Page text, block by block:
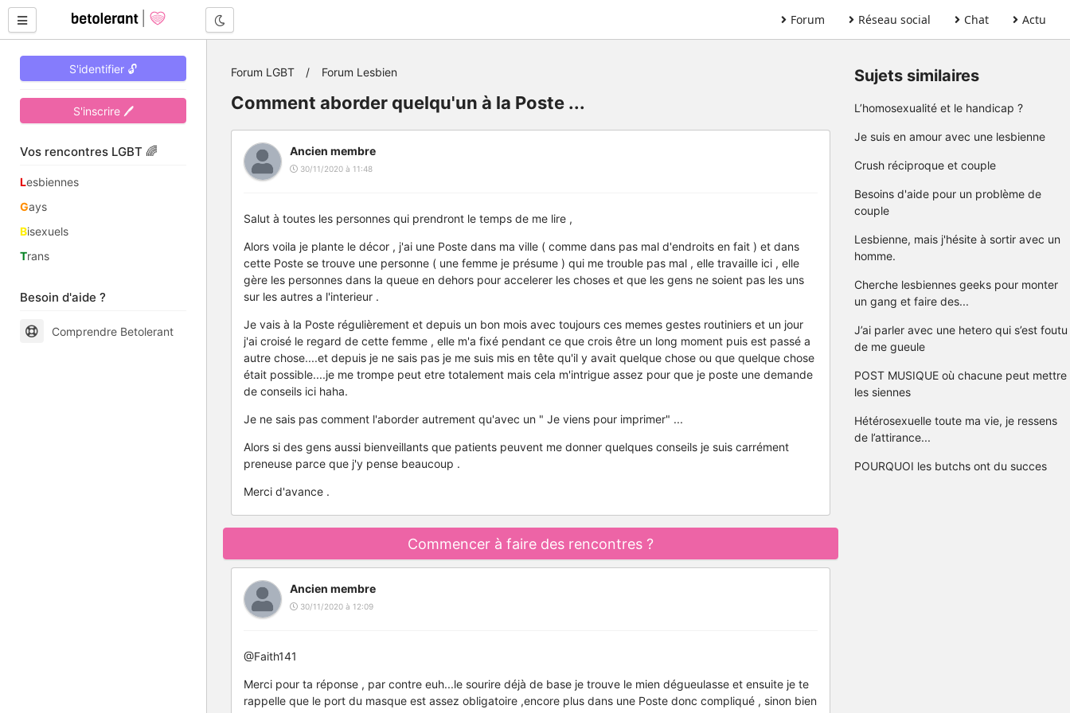
Forum Réseau social Chat Actu
S'identifier 🔓
S'inscrire 🖊
Vos rencontres LGBT 🌈
Lesbiennes
Gays
Bisexuels
Trans
Besoin d'aide ?
Comprendre Betolerant
Forum LGBT Forum Lesbien
Comment aborder quelqu'un à la Poste ...
Ancien membre
30/11/2020 à 11:48
Salut à toutes les personnes qui prendront le temps de me lire ,
Alors voila je plante le décor , j'ai une Poste dans ma ville ( comme dans pas mal d'endroits en fait ) et dans
cette Poste se trouve une personne ( une femme je présume ) qui me trouble pas mal , elle travaille ici , elle
gère les personnes dans la queue en dehors pour accelerer les choses et que les gens ne soient pas les uns
sur les autres a l'interieur .
Je vais à la Poste régulièrement et depuis un bon mois avec toujours ces memes gestes routiniers et un jour
j'ai croisé le regard de cette femme , elle m'a fixé pendant ce que crois être un long moment puis est passé a
autre chose....et depuis je ne sais pas je me suis mis en tête qu'il y avait quelque chose ou que quelque chose
était possible....je me trompe peut etre totalement mais cela m'intrigue assez pour que je poste une demande
de conseils ici haha.
Je ne sais pas comment l'aborder autrement qu'avec un " Je viens pour imprimer" ...
Alors si des gens aussi bienveillants que patients peuvent me donner quelques conseils je suis carrément
preneuse parce que j'y pense beaucoup .
Merci d'avance .
Commencer à faire des rencontres ?
Ancien membre
30/11/2020 à 12:09
@Faith141
Merci pour ta réponse , par contre euh...le sourire déjà de base je trouve le mien dégueulasse et ensuite je te
rappelle que le port du masque est assez obligatoire ,encore plus dans une Poste donc compliqué , sinon bien
Sujets similaires
L’homosexualité et le handicap ?
Je suis en amour avec une lesbienne
Crush réciproque et couple
Besoins d'aide pour un problème de
couple
Lesbienne, mais j'hésite à sortir avec un
homme.
Cherche lesbiennes geeks pour monter
un gang et faire des...
J’ai parler avec une hetero qui s’est foutu
de me gueule
POST MUSIQUE où chacune peut mettre
les siennes
Hétérosexuelle toute ma vie, je ressens
de l’attirance...
POURQUOI les butchs ont du succes